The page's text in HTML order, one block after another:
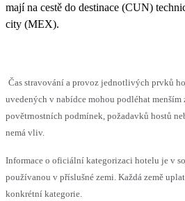
mají na cestě do destinace (CUN)
city (MEX).
Čas stravování a provoz jednotlivých prvků
uvedených v nabídce mohou podléhat menším
povětrnostních podmínek, požadavků hostů
nemá vliv.
Informace o oficiální kategorizaci hotelu je v
používanou v příslušné zemi. Každá země
konkrétní kategorie.